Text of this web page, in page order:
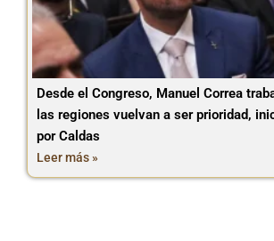
Desde el Congreso, Manuel Correa
las regiones vuelvan a ser prioridad,
por Caldas
Leer más »